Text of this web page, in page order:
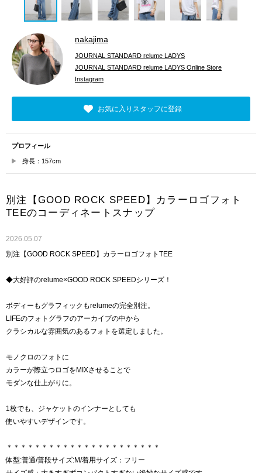
nakajima
JOURNAL STANDARD relume LADYS
JOURNAL STANDARD relume LADYS Online Store
Instagram
お気に入りスタッフに登録
プロフィール
身長：157cm
別注【GOOD ROCK SPEED】カラーロゴフォト
TEEのコーディネートスナップ
2026.05.07
別注【GOOD ROCK SPEED】カラーロゴフォトTEE
◆大好評のrelume×GOOD ROCK SPEEDシリーズ！
ボディーもグラフィックもrelumeの完全別注。
LIFEのフォトグラフのアーカイブの中から
クラシカルな雰囲気のあるフォトを選定しました。
モノクロのフォトに
カラーが際立つロゴをMIXさせることで
モダンな仕上がりに。
1枚でも、ジャケットのインナーとしても
使いやすいデザインです。
＊＊＊＊＊＊＊＊＊＊＊＊＊＊＊＊＊＊＊＊＊＊
体型:普通/普段サイズ:M/着用サイズ：フリー